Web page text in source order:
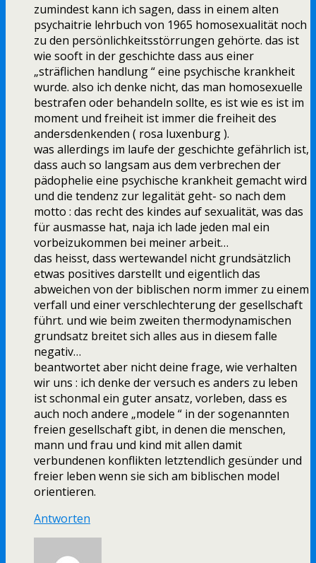
zumindest kann ich sagen, dass in einem alten
psychaitrie lehrbuch von 1965 homosexualität noch
zu den persönlichkeitsstörrungen gehörte. das ist
wie sooft in der geschichte dass aus einer
„sträflichen handlung “ eine psychische krankheit
wurde. also ich denke nicht, das man homosexuelle
bestrafen oder behandeln sollte, es ist wie es ist im
moment und freiheit ist immer die freiheit des
andersdenkenden ( rosa luxenburg ).
was allerdings im laufe der geschichte gefährlich ist,
dass auch so langsam aus dem verbrechen der
pädophelie eine psychische krankheit gemacht wird
und die tendenz zur legalität geht- so nach dem
motto : das recht des kindes auf sexualität, was das
für ausmasse hat, naja ich lade jeden mal ein
vorbeizukommen bei meiner arbeit…
das heisst, dass wertewandel nicht grundsätzlich
etwas positives darstellt und eigentlich das
abweichen von der biblischen norm immer zu einem
verfall und einer verschlechterung der gesellschaft
führt. und wie beim zweiten thermodynamischen
grundsatz breitet sich alles aus in diesem falle
negativ…
beantwortet aber nicht deine frage, wie verhalten
wir uns : ich denke der versuch es anders zu leben
ist schonmal ein guter ansatz, vorleben, dass es
auch noch andere „modele “ in der sogenannten
freien gesellschaft gibt, in denen die menschen,
mann und frau und kind mit allen damit
verbundenen konflikten letztendlich gesünder und
freier leben wenn sie sich am biblischen model
orientieren.
Antworten